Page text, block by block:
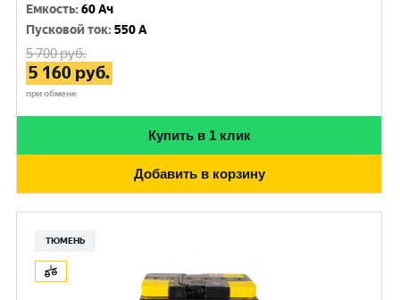
Емкость:60 Ач
Пусковой ток:550 A
5 700руб.
5 160 руб.
при обмене
Купить в 1 клик
Добавить в корзину
ТЮМЕНЬ